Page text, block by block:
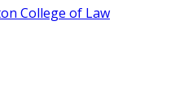
College of Law